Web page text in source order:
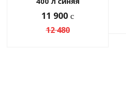
11 900 c
12 480